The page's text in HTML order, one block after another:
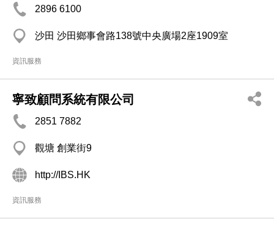
2896 6100
沙田 沙田鄉事會路138號中央廣場2座1909室
資訊服務
寧致顧問系統有限公司
2851 7882
觀塘 創業街9
http://IBS.HK
資訊服務